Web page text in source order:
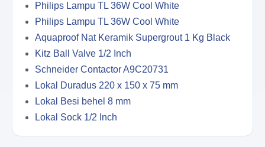
Philips Lampu TL 36W Cool White
Philips Lampu TL 36W Cool White
Aquaproof Nat Keramik Supergrout 1 Kg Black
Kitz Ball Valve 1/2 Inch
Schneider Contactor A9C20731
Lokal Duradus 220 x 150 x 75 mm
Lokal Besi behel 8 mm
Lokal Sock 1/2 Inch